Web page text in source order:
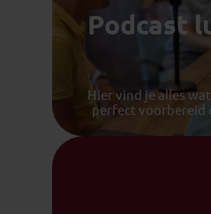
Podcast
Hier vind je alles
perfect voorbereid